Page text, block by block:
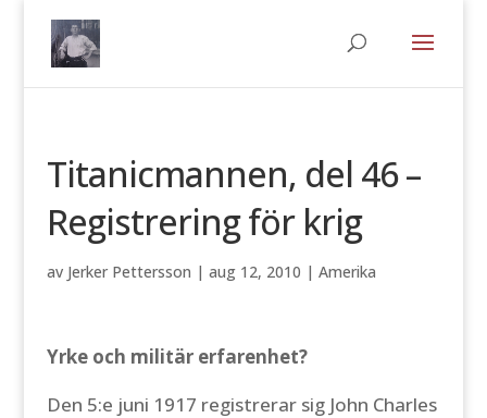
Titanicmannen, del 46 –
Registrering för krig
av Jerker Pettersson | aug 12, 2010 | Amerika
Yrke och militär erfarenhet?
Den 5:e juni 1917 registrerar sig John Charles